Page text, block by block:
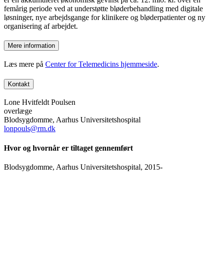
femårig periode ved at understøtte bløderbehandling med digitale
løsninger, nye arbejdsgange for klinikere og bløderpatienter og ny
organisering af arbejdet.
Mere information
Læs mere på Center for Telemedicins hjemmeside.
Kontakt
Lone Hvitfeldt Poulsen
overlæge
Blodsygdomme, Aarhus Universitetshospital
lonpouls@rm.dk
Hvor og hvornår er tiltaget gennemført
Blodsygdomme, Aarhus Universitetshospital, 2015-